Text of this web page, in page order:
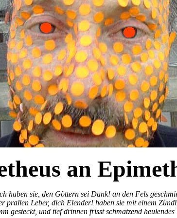
an
haben sie, den Göttern sei Dank! an den Fels
prallen Leber, dich Elender! haben sie mit einem
gesteckt, und tief drinnen frisst schmatzend